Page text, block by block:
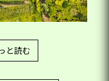
と読む